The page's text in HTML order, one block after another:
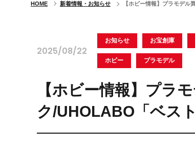
HOME 新着情報・お知らせ 【ホビー情報】プラモデル
2025/08/22
お知らせ お宝創庫
ホビー プラモデル
【ホビー情報】プラ
ク/UHOLABO「ベス